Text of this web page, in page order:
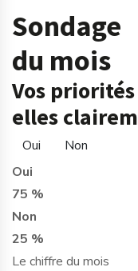
Sondage
du mois
Vos
elles
Oui
Non
Oui
75 %
Non
25 %
Le chiffre du mois